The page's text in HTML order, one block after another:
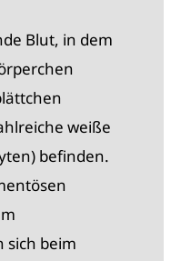
Blut, in dem
weiße
befinden.
sich beim